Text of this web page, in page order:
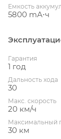
Емкость
5800 mА⋅ч
Гарантия
1 год
Дальность хода
30
Макс. скорость
20 км/ч
Максимальный
30 км